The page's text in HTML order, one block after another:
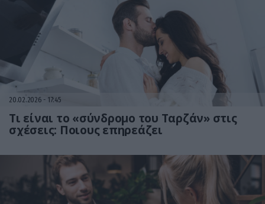
20.02.2026 17:45
Tι είναι το «σύνδρομο του Ταρζάν» στις
σχέσεις: Ποιους επηρεάζει